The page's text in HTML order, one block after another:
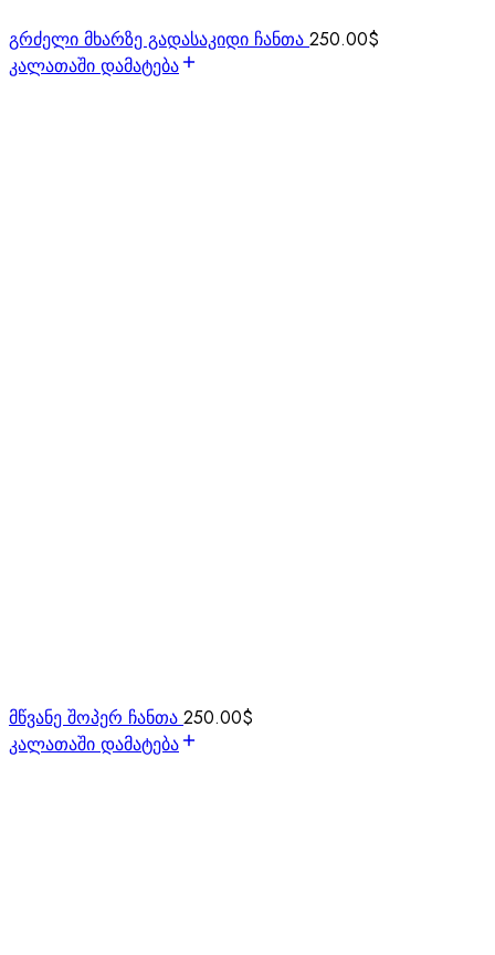
გრძელი მხარზე გადასაკიდი ჩანთა 250.00$
კალათაში დამატება
მწვანე შოპერ ჩანთა 250.00$
კალათაში დამატება